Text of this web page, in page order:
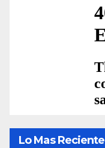
Lo Mas Reciente